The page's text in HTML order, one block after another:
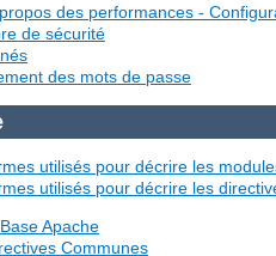
des performances -
de sécurité
des mots de passe
utilisés pour décrire les
utilisés pour décrire les
Apache
Communes